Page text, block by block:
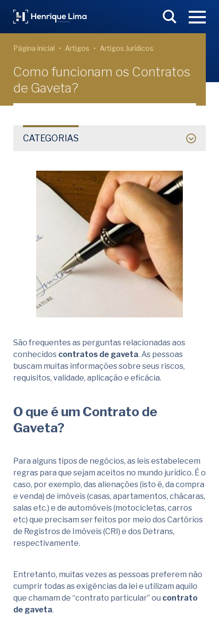
Página inicial Artigos Artigos Jurídicos
Como funcionam os Contratos
de Gaveta?
CATEGORIAS
São frequentes as perguntas relacionadas aos
conhecidos contratos de gaveta. As pessoas
buscam muitas informações sobre seus riscos,
requisitos, validade, aplicação e eficácia.
O que é um Contrato de
Gaveta?
Para alguns tipos de negócios, as leis estabelecem
regras para que sejam aceitos no mundo jurídico. É o
caso, por exemplo, das alienações (isto é, da compra
e venda) de imóveis (casas, apartamentos, chácaras,
salas etc.) e de automóveis (motocicletas, carros
etc) que precisam ser feitos por meio dos Cartórios
de Registros de Imóveis (CRI) e dos Detrans,
respectivamente.
Entretanto, muitas vezes as pessoas preferem não
cumprir todas as exigências da lei e utilizam aquilo
que chamam de “contrato particular” ou contrato
de gaveta.